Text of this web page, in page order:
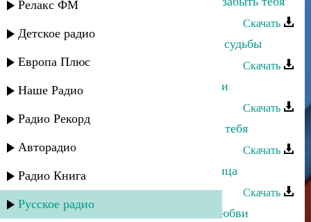
Релакс ФМ
Детское радио
Европа Плюс
Наше Радио
Радио Рекорд
Авторадио
Радио Книга
Русское радио
Скачать
Машидат Омарасхабова - Подарок судьбы
Скачать
Машидат Омарасхабова - Эхо души
Скачать
Машидат Омарасхабова - Пою для тебя
Скачать
Машидат Омарасхабова - Луч солнца
Скачать
Машидат Омарасхабова - Звезда любви